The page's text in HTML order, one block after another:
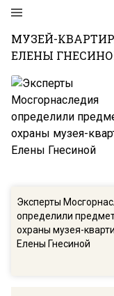
МУЗЕЙ-
ЕЛЕНЫ
Эксперты
определили
охраны музея-
Елены Гнесиной